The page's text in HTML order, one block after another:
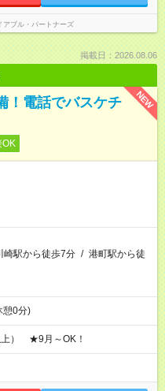
アブル・パートナーズ
掲載日：2026.08.06
NEW
！電話でバスケチ
OK
崎駅から徒歩7分 / 港町駅から徒
憩0分)
上） ★9月～OK！